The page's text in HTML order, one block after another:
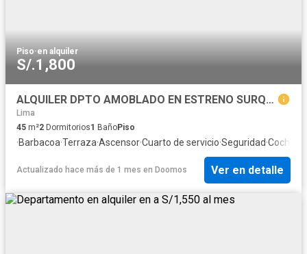
Piso·en alquiler
S/.1,800
ALQUILER DPTO AMOBLADO EN ESTRENO SURQUILLO 45 M2 ID
Lima
45 m²2 Dormitorios1 BañoPiso
·Barbacoa·Terraza·Ascensor·Cuarto de servicio·Seguridad·Cochera
Actualizado hace más de 1 mes en Doomos Ver en detalle